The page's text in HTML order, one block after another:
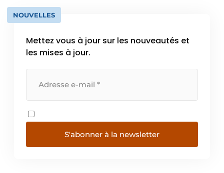
NOUVELLES
Mettez vous à jour sur les nouveautés et
les mises à jour.
S'abonner à la newsletter